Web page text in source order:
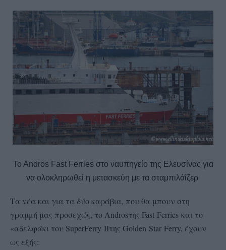
To Andros Fast Ferries στο ναυπηγείο της Ελευσίνας για
να ολοκληρωθεί η μετασκεύη με τα σταμπιλάΐζερ
Τα νέα και για τα δύο καράβια, που θα μπουν στη
γραμμή μας προσεχώς, το Androsτης Fast Ferries και το
«αδελφάκι του SuperFerry IIτης Golden Star Ferry, έχουν
ως εξής: